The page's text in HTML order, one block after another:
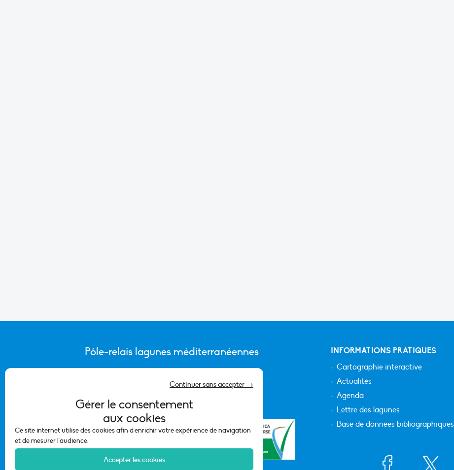
Gérer le consentement
aux cookies
Ce site internet utilise des cookies afin d'enrichir votre expérience de navigation
et de mesurer l'audience.
Accepter les cookies
Continuer sans accepter →
Pôle-relais lagunes méditerranéennes
CONTACTER L’ÉQUIPE DU PÔLE
INFORMATIONS PRATIQUES
Cartographie interactive
Actualités
Agenda
Lettre des lagunes
Base de données bibliographiques